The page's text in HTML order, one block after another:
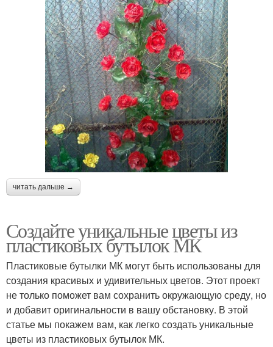
читать дальше →
Создайте уникальные цветы из
пластиковых бутылок МК
Пластиковые бутылки МК могут быть использованы для
создания красивых и удивительных цветов. Этот проект
не только поможет вам сохранить окружающую среду, но
и добавит оригинальности в вашу обстановку. В этой
статье мы покажем вам, как легко создать уникальные
цветы из пластиковых бутылок МК.